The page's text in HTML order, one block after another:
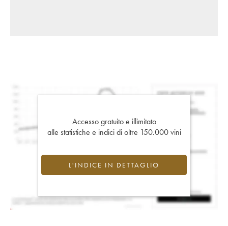
Accesso gratuito e illimitato
alle statistiche e indici di oltre 150.000 vini
L'INDICE IN DETTAGLIO